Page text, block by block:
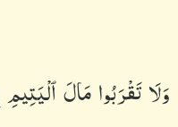
وَلَا تَقْرَبُوا۟ مَالَ